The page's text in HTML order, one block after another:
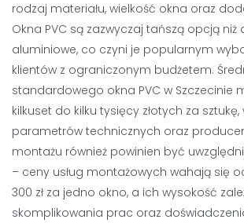
rodzaj materiału, wielkość okna oraz
Okna PVC są zazwyczaj tańszą opcją niż
aluminiowe, co czyni je popularnym
klientów z ograniczonym budżetem.
standardowego okna PVC w Szczecinie
kilkuset do kilku tysięcy złotych za
parametrów technicznych oraz
montażu również powinien być
– ceny usług montażowych wahają się
300 zł za jedno okno, a ich wysokość
skomplikowania prac oraz